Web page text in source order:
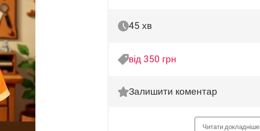
45 хв
від 350 грн
Залишити коментар
Читати докладніше